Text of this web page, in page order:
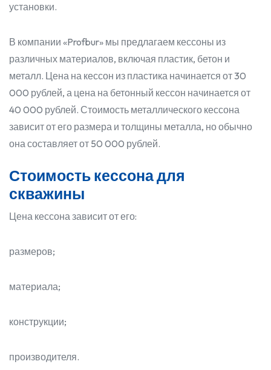
установки.
В компании «Profbur» мы предлагаем кессоны из
различных материалов, включая пластик, бетон и
металл. Цена на кессон из пластика начинается от 30
000 рублей, а цена на бетонный кессон начинается от
40 000 рублей. Стоимость металлического кессона
зависит от его размера и толщины металла, но обычно
она составляет от 50 000 рублей.
Стоимость кессона для
скважины
Цена кессона зависит от его:
размеров;
материала;
конструкции;
производителя.